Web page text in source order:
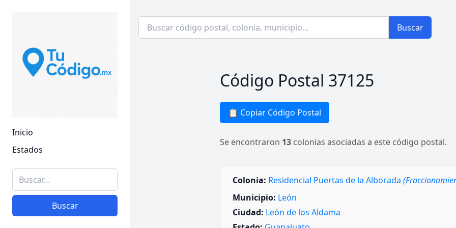
Inicio
Estados
Buscar
Buscar
Código Postal 37125
📋 Copiar Código Postal
Se encontraron 13 colonias asociadas a este código postal.
Colonia: Residencial Puertas de la Alborada
Municipio: León
Ciudad: León de los Aldama